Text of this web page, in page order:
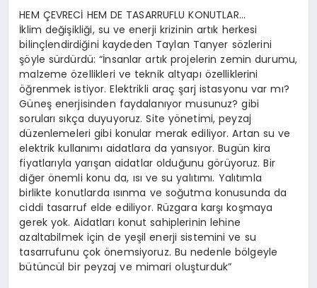
HEM ÇEVRECİ HEM DE TASARRUFLU KONUTLAR…
İklim değişikliği, su ve enerji krizinin artık herkesi
bilinçlendirdiğini kaydeden Taylan Tanyer sözlerini
şöyle sürdürdü: “İnsanlar artık projelerin zemin durumu,
malzeme özellikleri ve teknik altyapı özelliklerini
öğrenmek istiyor. Elektrikli araç şarj istasyonu var mı?
Güneş enerjisinden faydalanıyor musunuz? gibi
soruları sıkça duyuyoruz. Site yönetimi, peyzaj
düzenlemeleri gibi konular merak ediliyor. Artan su ve
elektrik kullanımı aidatlara da yansıyor. Bugün kira
fiyatlarıyla yarışan aidatlar olduğunu görüyoruz. Bir
diğer önemli konu da, ısı ve su yalıtımı. Yalıtımla
birlikte konutlarda ısınma ve soğutma konusunda da
ciddi tasarruf elde ediliyor. Rüzgara karşı koşmaya
gerek yok. Aidatları konut sahiplerinin lehine
azaltabilmek için de yeşil enerji sistemini ve su
tasarrufunu çok önemsiyoruz. Bu nedenle bölgeyle
bütüncül bir peyzaj ve mimari oluşturduk”